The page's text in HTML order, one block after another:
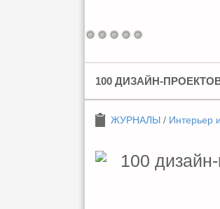
100 ДИЗАЙН-
ЖУРНАЛЫ / Интерьер